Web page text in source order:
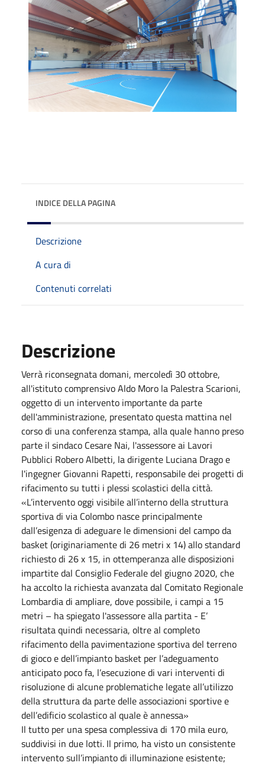
INDICE DELLA PAGINA
Descrizione
A cura di
Contenuti correlati
Descrizione
Verrà riconsegnata domani, mercoledì 30 ottobre,
all'istituto comprensivo Aldo Moro la Palestra Scarioni,
oggetto di un intervento importante da parte
dell'amministrazione, presentato questa mattina nel
corso di una conferenza stampa, alla quale hanno preso
parte il sindaco Cesare Nai, l'assessore ai Lavori
Pubblici Robero Albetti, la dirigente Luciana Drago e
l'ingegner Giovanni Rapetti, responsabile dei progetti di
rifacimento su tutti i plessi scolastici della città.
«L’intervento oggi visibile all’interno della struttura
sportiva di via Colombo nasce principalmente
dall’esigenza di adeguare le dimensioni del campo da
basket (originariamente di 26 metri x 14) allo standard
richiesto di 26 x 15, in ottemperanza alle disposizioni
impartite dal Consiglio Federale del giugno 2020, che
ha accolto la richiesta avanzata dal Comitato Regionale
Lombardia di ampliare, dove possibile, i campi a 15
metri – ha spiegato l'assessore alla partita - E’
risultata quindi necessaria, oltre al completo
rifacimento della pavimentazione sportiva del terreno
di gioco e dell’impianto basket per l’adeguamento
anticipato poco fa, l’esecuzione di vari interventi di
risoluzione di alcune problematiche legate all’utilizzo
della struttura da parte delle associazioni sportive e
dell’edificio scolastico al quale è annessa»
Il tutto per una spesa complessiva di 170 mila euro,
suddivisi in due lotti. Il primo, ha visto un consistente
intervento sull’impianto di illuminazione esistente;